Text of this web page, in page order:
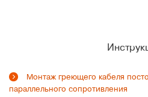
Монтаж греющего кабеля
параллельного сопротивления